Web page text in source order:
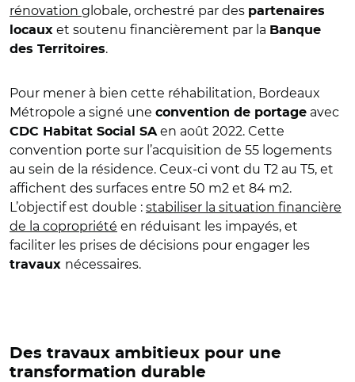
rénovation globale, orchestré par des partenaires
locaux et soutenu financièrement par la Banque
des Territoires.
Pour mener à bien cette réhabilitation, Bordeaux
Métropole a signé une convention de portage avec
CDC Habitat Social SA en août 2022. Cette
convention porte sur l’acquisition de 55 logements
au sein de la résidence. Ceux-ci vont du T2 au T5, et
affichent des surfaces entre 50 m2 et 84 m2.
L’objectif est double : stabiliser la situation financière
de la copropriété en réduisant les impayés, et
faciliter les prises de décisions pour engager les
travaux nécessaires.
Des travaux ambitieux pour une
transformation durable